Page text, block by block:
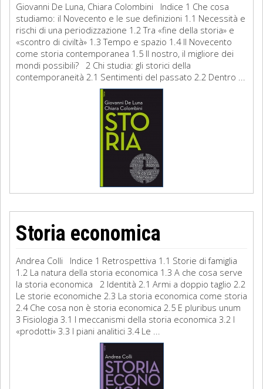
Giovanni De Luna, Chiara Colombini Indice 1 Che cosa
studiamo: il Novecento e le sue definizioni 1.1 Necessità e
rischi di una periodizzazione 1.2 Tra «fine della storia» e
«scontro di civiltà» 1.3 Tempo e spazio 1.4 Il Novecento
come storia contemporanea 1.5 Il nostro, il migliore dei
mondi possibili? 2 Chi studia: gli storici della
contemporaneità 2.1 Sentimenti del passato 2.2 Dentro ...
Storia economica
Andrea Colli Indice 1 Retrospettiva 1.1 Storie di famiglia
1.2 La natura della storia economica 1.3 A che cosa serve
la storia economica 2 Identità 2.1 Armi a doppio taglio 2.2
Le storie economiche 2.3 La storia economica come storia
2.4 Che cosa non è storia economica 2.5 E pluribus unum
3 Fisiologia 3.1 I meccanismi della storia economica 3.2 I
«prodotti» 3.3 I piani analitici 3.4 Le ...